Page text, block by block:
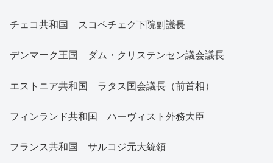
チェコ共和国 スコペチェク下院副議長
デンマーク王国 ダム・クリステンセン議会議長
エストニア共和国 ラタス国会議長（前首相）
フィンランド共和国 ハーヴィスト外務大臣
フランス共和国 サルコジ元大統領